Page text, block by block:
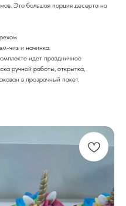
Это большая порция десерта на
чиз и начинка.
идет праздничное
ручной работы, открытка,
в прозрачный пакет.